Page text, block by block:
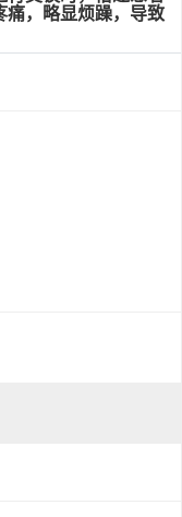
痛，略显烦躁，导致